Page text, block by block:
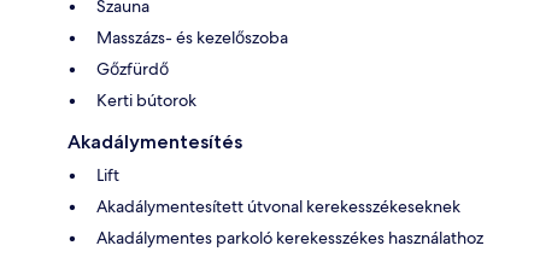
Szauna
Masszázs- és kezelőszoba
Gőzfürdő
Kerti bútorok
Akadálymentesítés
Lift
Akadálymentesített útvonal kerekesszékeseknek
Akadálymentes parkoló kerekesszékes használathoz